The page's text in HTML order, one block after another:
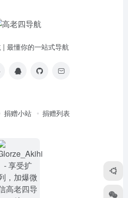
| 最懂你的一站式导航
捐赠小站 捐赠列表